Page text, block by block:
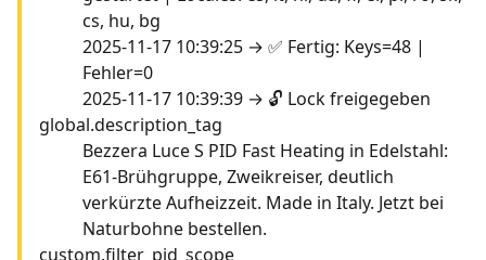
cs, hu, bg
2025-11-17 10:39:25 → ✅ Fertig: Keys=48 |
Fehler=0
2025-11-17 10:39:39 → 🔓 Lock freigegeben
global.description_tag
Bezzera Luce S PID Fast Heating in Edelstahl:
E61-Brühgruppe, Zweikreiser, deutlich
verkürzte Aufheizzeit. Made in Italy. Jetzt bei
Naturbohne bestellen.
custom.filter_pid_scope